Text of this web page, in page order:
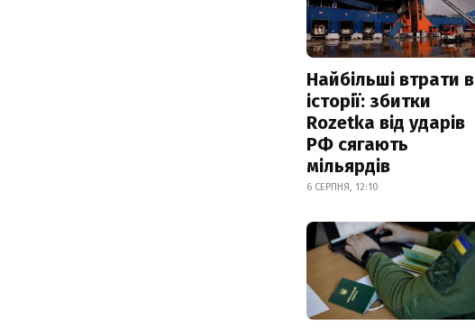
Найбільші втрати в
історії: збитки
Rozetka від ударів
РФ сягають
мільярдів
6 СЕРПНЯ, 12:10